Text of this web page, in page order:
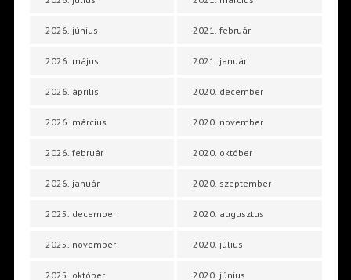
2026. június
2026. május
2026. április
2026. március
2026. február
2026. január
2025. december
2025. november
2025. október
2021. február
2021. január
2020. december
2020. november
2020. október
2020. szeptember
2020. augusztus
2020. július
2020. június